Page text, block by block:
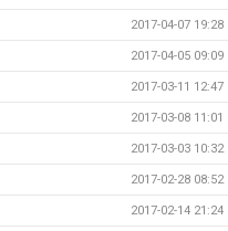
2017-04-07 19:28
2017-04-05 09:09
2017-03-11 12:47
2017-03-08 11:01
2017-03-03 10:32
2017-02-28 08:52
2017-02-14 21:24